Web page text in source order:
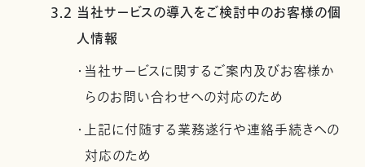
3.2 当社サービスの導入をご検討中のお客様の個
人情報
・当社サービスに関するご案内及びお客様か
らのお問い合わせへの対応のため
・上記に付随する業務遂行や連絡手続きへの
対応のため